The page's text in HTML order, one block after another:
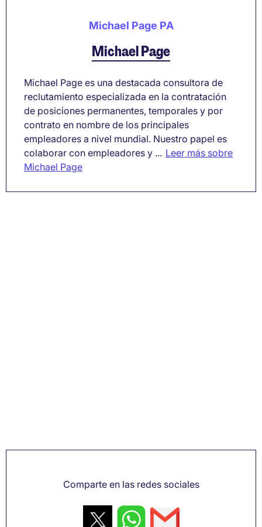
Michael Page PA
Michael Page
Michael Page es una destacada consultora de
reclutamiento especializada en la contratación
de posiciones permanentes, temporales y por
contrato en nombre de los principales
empleadores a nivel mundial. Nuestro papel es
colaborar con empleadores y ... Leer más sobre
Michael Page
Comparte en las redes sociales